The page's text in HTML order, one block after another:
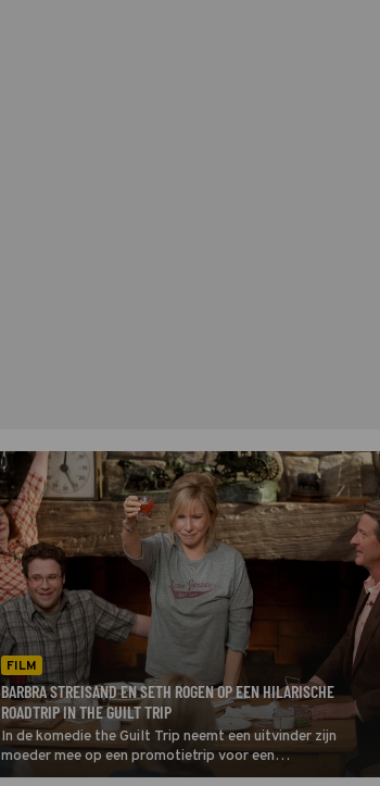
FILM
BARBRA STREISAND EN SETH ROGEN OP EEN HILARISCHE
ROADTRIP IN THE GUILT TRIP
In de komedie the Guilt Trip neemt een uitvinder zijn
moeder mee op een promotietrip voor een
schoonmaakmiddel dat hij op de markt wil brengen.